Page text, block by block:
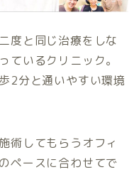
度と同じ治療をしな
ているクリニック。
2分と通いやすい環境
術してもらうオフィ
ペースに合わせてで